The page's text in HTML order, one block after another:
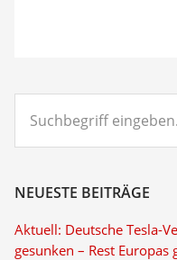
eingeben...
NEUESTE BEITRÄGE
Aktuell: Deutsche Tesla-
gesunken – Rest Europas